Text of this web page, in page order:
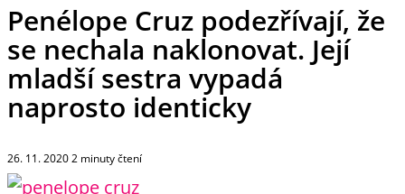
Penélope Cruz podezřívají, že
se nechala naklonovat. Její
mladší sestra vypadá
naprosto identicky
26. 11. 20202 minuty čtení